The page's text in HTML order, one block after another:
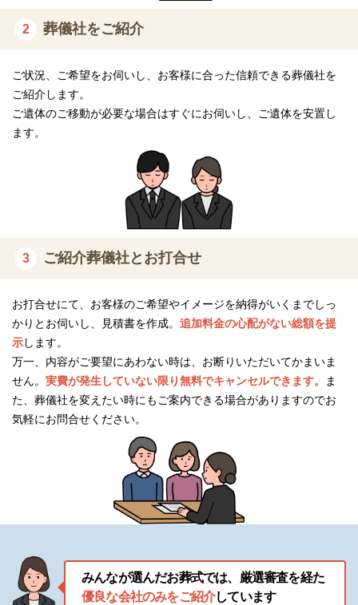
2 葬儀社をご紹介
ご状況、ご希望をお伺いし、お客様に合った信頼できる葬儀社を
ご紹介します。
ご遺体のご移動が必要な場合はすぐにお伺いし、ご遺体を安置し
ます。
3 ご紹介葬儀社とお打合せ
お打合せにて、お客様のご希望やイメージを納得がいくまでしっ
かりとお伺いし、見積書を作成。 追加料金の心配がない総額を提
示します。
万一、内容がご要望にあわない時は、お断りいただいてかまいま
せん。 実費が発生していない限り無料でキャンセルできます。
ま
た、葬儀社を変えたい時にもご案内できる場合がありますのでお
気軽にお問合せください。
みんなが選んだお葬式では、厳選審査を経た
優良な会社のみをご紹介しています